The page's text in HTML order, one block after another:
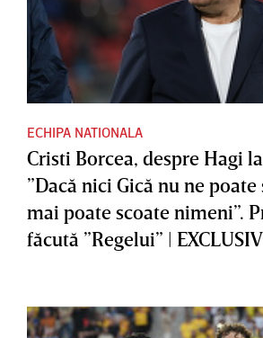
ECHIPA NATIONALA
Cristi Borcea, despre Hagi
”Dacă nici Gică nu ne poate
mai poate scoate nimeni”.
făcută ”Regelui” | EXCLUSIV